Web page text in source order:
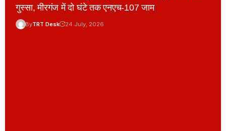
गुस्सा, मीरगंज में दो घंटे तक एनएच-107 जाम
ByTRT Desk 24 July, 2026